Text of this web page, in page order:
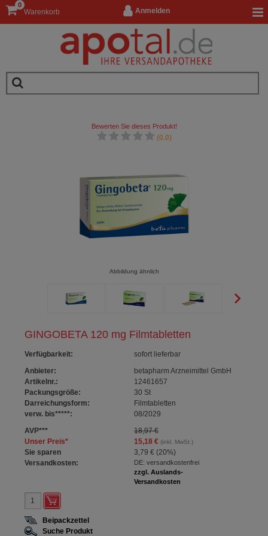
Anmelden
Warenkorb
0
GINGOBETA 120 mg Filmtabletten
Verfügbarkeit:
sofort lieferbar
Anbieter:
betapharm Arzneimittel GmbH
Artikelnr.:
12461657
Packungsgröße:
30 St
Darreichungsform:
Filmtabletten
verw. bis*****:
08/2029
AVP***
18,97 €
Unser Preis* 15,18 €(inkl. MwSt.)
Sie sparen 3,79 € (20%)
Versandkosten:
DE: versandkostenfrei
zzgl. Auslands-
Versandkosten
Bewerten Sie dieses Produkt!
(0.0)
Abbildung ähnlich
Beipackzettel
Suche Produkt